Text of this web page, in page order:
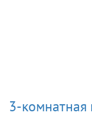
3-комнатная